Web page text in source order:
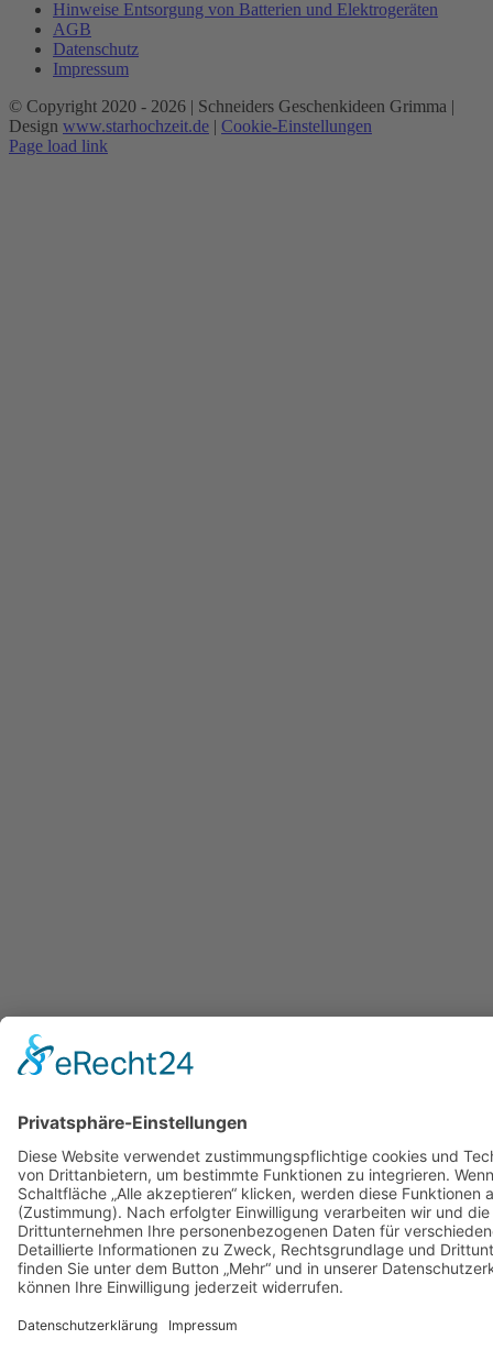
Hinweise Entsorgung von Batterien und Elektrogeräten
AGB
Datenschutz
Impressum
© Copyright 2020 - 2026 | Schneiders Geschenkideen Grimma |
Design www.starhochzeit.de | Cookie-Einstellungen
Page load link